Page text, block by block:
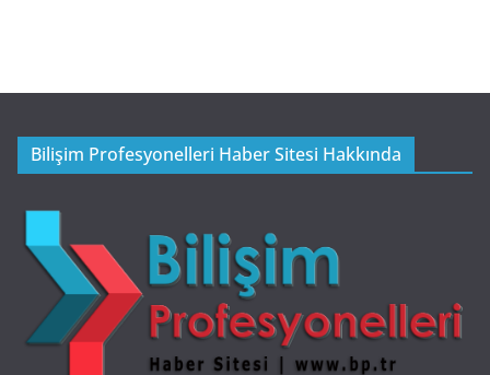
Bilişim Profesyonelleri Haber Sitesi Hakkında